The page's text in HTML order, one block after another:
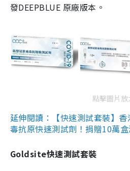
發DEEPBLUE 原廠版本。
點擊圖片放
延伸閱讀：【快速測試套裝】
毒抗原快速測試劑！捐贈10萬
Goldsite快速測試套裝